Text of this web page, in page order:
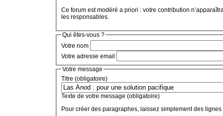
Ce forum est modéré a priori : votre contribution
les responsables.
Qui êtes-vous ?
Votre nom
Votre adresse email
Votre message
Titre (obligatoire)
Texte de votre message (obligatoire)
Pour créer des paragraphes, laissez simplement des lignes